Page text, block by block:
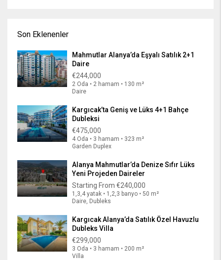
Son Eklenenler
Mahmutlar Alanya’da Eşyalı Satılık 2+1
Daire
€244,000
2 Oda • 2 hamam • 130 m²
Daire
Kargıcak’ta Geniş ve Lüks 4+1 Bahçe
Dubleksi
€475,000
4 Oda • 3 hamam • 323 m²
Garden Duplex
Alanya Mahmutlar’da Denize Sıfır Lüks
Yeni Projeden Daireler
Starting From €240,000
1,3,4 yatak • 1,2,3 banyo • 50 m²
Daire, Dubleks
Kargıcak Alanya’da Satılık Özel Havuzlu
Dubleks Villa
€299,000
3 Oda • 3 hamam • 200 m²
Villa